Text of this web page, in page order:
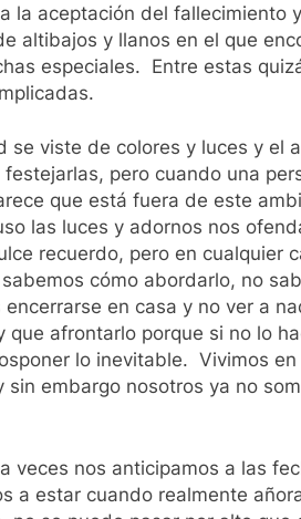
la aceptación del fallecimiento
altibajos y llanos en el que
especiales. Entre estas
se viste de colores y luces y el
pero cuando una
que está fuera de este
las luces y adornos nos
recuerdo, pero en cualquier
cómo abordarlo, no
en casa y no ver a
que afrontarlo porque si no lo
lo inevitable. Vivimos
sin embargo nosotros ya no
veces nos anticipamos a las
a estar cuando realmente